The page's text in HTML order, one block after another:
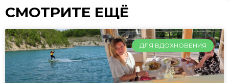
СМОТРИТЕ ЕЩЁ
ДЛЯ ВДОХНОВЕНИЯ